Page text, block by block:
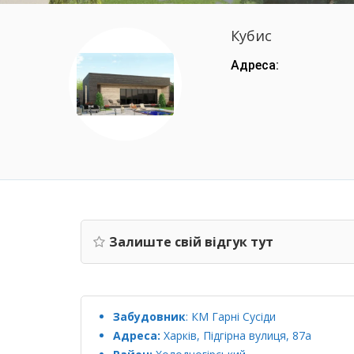
Кубис
Адреса:
Залиште свій відгук тут
Забудовник: КМ Гарні Сусіди
Адреса: Харків, Підгірна вулиця, 87а